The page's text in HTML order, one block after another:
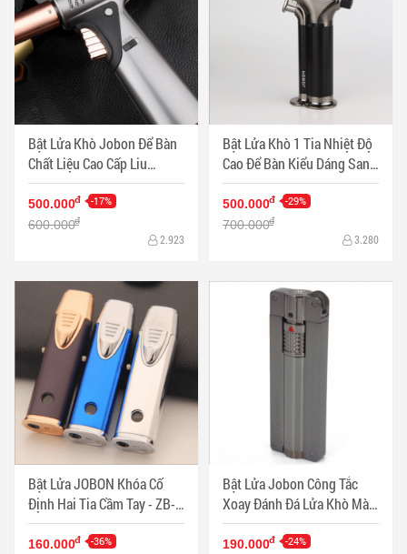
Bật Lửa Khò Jobon Để Bàn
Chất Liệu Cao Cấp Liu
Yanping ZB501 - Mã SP:
PKXG416
500.000đ -17%
600.000đ
2.923
Bật Lửa Khò 1 Tia Nhiệt Độ
Cao Để Bàn Kiểu Dáng Sang
Trọng - ZB-377 - Mã SP:
PKXG414
500.000đ -29%
700.000đ
3.280
Bật Lửa JOBON Khóa Cố
Định Hai Tia Cầm Tay - ZB-
980 - Mã SP: BL11380
160.000đ -36%
Bật Lửa Jobon Công Tắc
Xoay Đánh Đá Lửa Khò Màu
Đen - Mã SP: BL11377-D
190.000đ -24%